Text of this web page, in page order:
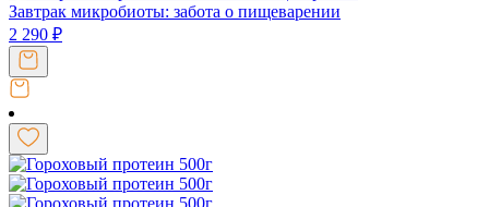
Завтрак микробиоты: забота о пищеварении
2 290 ₽